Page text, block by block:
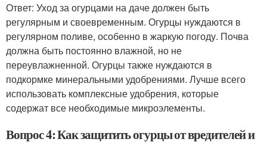
Ответ: Уход за огурцами на даче должен быть
регулярным и своевременным. Огурцы нуждаются в
регулярном поливе, особенно в жаркую погоду. Почва
должна быть постоянно влажной, но не
переувлажненной. Огурцы также нуждаются в
подкормке минеральными удобрениями. Лучше всего
использовать комплексные удобрения, которые
содержат все необходимые микроэлементы.
Вопрос 4: Как защитить огурцы от вредителей и